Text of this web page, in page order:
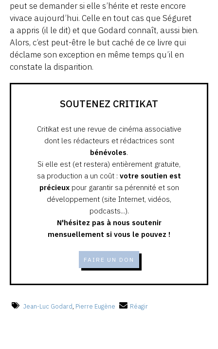
peut se demander si elle s’hérite et reste encore
vivace aujourd’hui. Celle en tout cas que Séguret
a appris (il le dit) et que Godard connaît, aussi bien.
Alors, c’est peut-être le but caché de ce livre qui
déclame son exception en même temps qu’il en
constate la disparition.
SOUTENEZ CRITIKAT
Critikat est une revue de cinéma associative
dont les rédacteurs et rédactrices sont
bénévoles.
Si elle est (et restera) entièrement gratuite,
sa production a un coût : votre soutien est
précieuxpour garantir sa pérennité et son
développement (site Internet, vidéos,
podcasts...).
N'hésitez pas à nous soutenir
mensuellement si vous le pouvez !
FAIRE UN DON
Jean-Luc Godard, Pierre Eugène Réagir